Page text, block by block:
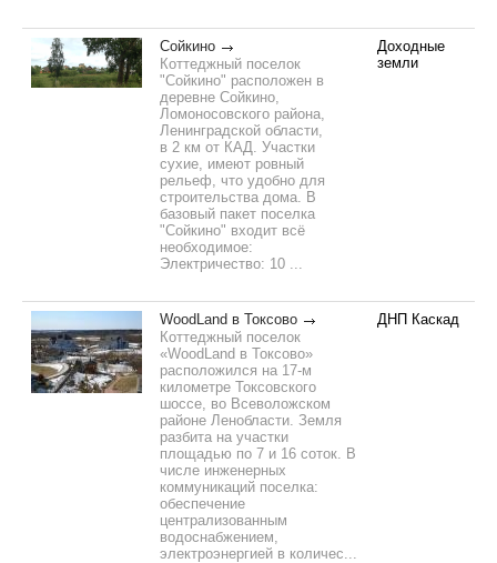
Сойкино
Коттеджный поселок
"Сойкино" расположен в
деревне Сойкино,
Ломоносовского района,
Ленинградской области,
в 2 км от КАД. Участки
сухие, имеют ровный
рельеф, что удобно для
строительства дома. В
базовый пакет поселка
"Сойкино" входит всё
необходимое:
Электричество: 10 ...
Доходные
земли
WoodLand в Токсово
Коттеджный поселок
«WoodLand в Токсово»
расположился на 17-м
километре Токсовского
шоссе, во Всеволожском
районе Ленобласти. Земля
разбита на участки
площадью по 7 и 16 соток. В
числе инженерных
коммуникаций поселка:
обеспечение
централизованным
водоснабжением,
электроэнергией в количес...
ДНП Каскад